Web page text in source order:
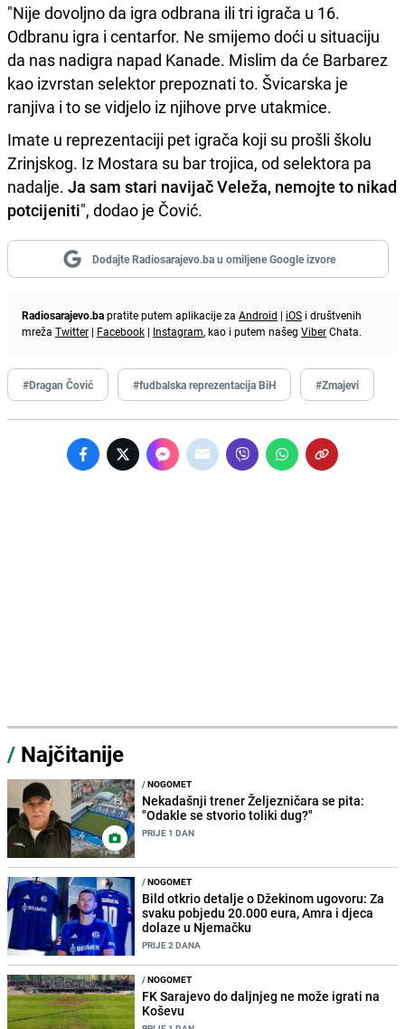
"Nije dovoljno da igra odbrana ili tri igrača u 16.
Odbranu igra i centarfor. Ne smijemo doći u situaciju
da nas nadigra napad Kanade. Mislim da će Barbarez
kao izvrstan selektor prepoznati to. Švicarska je
ranjiva i to se vidjelo iz njihove prve utakmice.
Imate u reprezentaciji pet igrača koji su prošli školu
Zrinjskog. Iz Mostara su bar trojica, od selektora pa
nadalje. Ja sam stari navijač Veleža, nemojte to nikad
potcijeniti", dodao je Čović.
Dodajte Radiosarajevo.ba u omiljene Google izvore
Radiosarajevo.bapratite putem aplikacije za Android | iOS i društvenih
mreža Twitter | Facebook | Instagram, kao i putem našeg ViberChata.
#Dragan Čović #fudbalska reprezentacija BiH #Zmajevi
/ Najčitanije
/NOGOMET
Nekadašnji trener Željezničara se pita:
"Odakle se stvorio toliki dug?"
PRIJE 1 DAN
/NOGOMET
Bild otkrio detalje o Džekinom ugovoru: Za
svaku pobjedu 20.000 eura, Amra i djeca
dolaze u Njemačku
PRIJE 2 DANA
/NOGOMET
FK Sarajevo do daljnjeg ne može igrati na
Koševu